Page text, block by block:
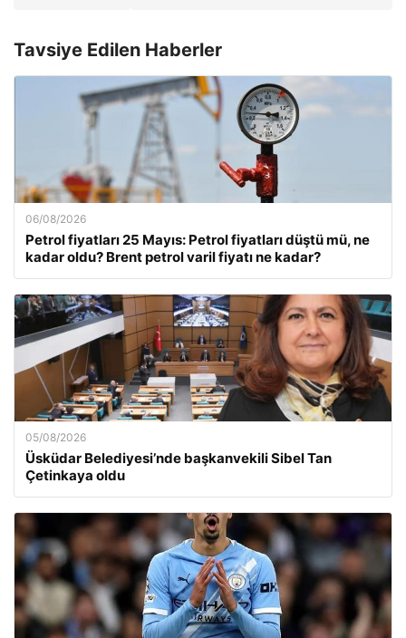
Tavsiye Edilen Haberler
06/08/2026
Petrol fiyatları 25 Mayıs: Petrol fiyatları düştü mü, ne
kadar oldu? Brent petrol varil fiyatı ne kadar?
05/08/2026
Üsküdar Belediyesi’nde başkanvekili Sibel Tan
Çetinkaya oldu